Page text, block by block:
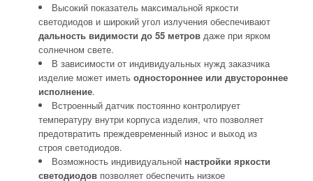
Высокий показатель максимальной яркости
светодиодов и широкий угол излучения обеспечивают
дальность видимости до 55 метров даже при ярком
солнечном свете.
В зависимости от индивидуальных нужд заказчика
изделие может иметь одностороннее или двустороннее
исполнение.
Встроенный датчик постоянно контролирует
температуру внутри корпуса изделия, что позволяет
предотвратить преждевременный износ и выход из
строя светодиодов.
Возможность индивидуальной настройки яркости
светодиодов позволяет обеспечить низкое